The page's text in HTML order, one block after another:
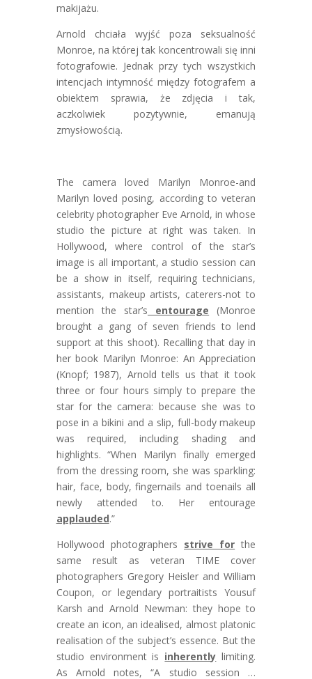
makijażu.
Arnold chciała wyjść poza seksualność
Monroe, na której tak koncentrowali się inni
fotografowie. Jednak przy tych wszystkich
intencjach intymność między fotografem a
obiektem sprawia, że zdjęcia i tak,
aczkolwiek pozytywnie, emanują
zmysłowością.
The camera loved Marilyn Monroe-and
Marilyn loved posing, according to veteran
celebrity photographer Eve Arnold, in whose
studio the picture at right was taken. In
Hollywood, where control of the star’s
image is all important, a studio session can
be a show in itself, requiring technicians,
assistants, makeup artists, caterers-not to
mention the star’s entourage (Monroe
brought a gang of seven friends to lend
support at this shoot). Recalling that day in
her book Marilyn Monroe: An Appreciation
(Knopf; 1987), Arnold tells us that it took
three or four hours simply to prepare the
star for the camera: because she was to
pose in a bikini and a slip, full-body makeup
was required, including shading and
highlights. “When Marilyn finally emerged
from the dressing room, she was sparkling:
hair, face, body, fingernails and toenails all
newly attended to. Her entourage
applauded.”
Hollywood photographers strive for the
same result as veteran TIME cover
photographers Gregory Heisler and William
Coupon, or legendary portraitists Yousuf
Karsh and Arnold Newman: they hope to
create an icon, an idealised, almost platonic
realisation of the subject’s essence. But the
studio environment is inherently limiting.
As Arnold notes, “A studio session …